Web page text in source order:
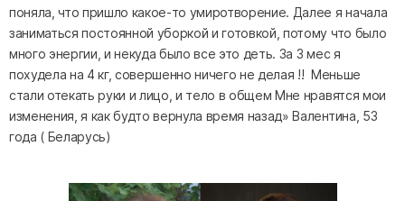
поняла, что пришло какое-то умиротворение. Далее я начала
заниматься постоянной уборкой и готовкой, потому что было
много энергии, и некуда было все это деть. За 3 мес я
похудела на 4 кг, совершенно ничего не делая !! Меньше
стали отекать руки и лицо, и тело в общем Мне нравятся мои
изменения, я как будто вернула время назад» Валентина, 53
года ( Беларусь)